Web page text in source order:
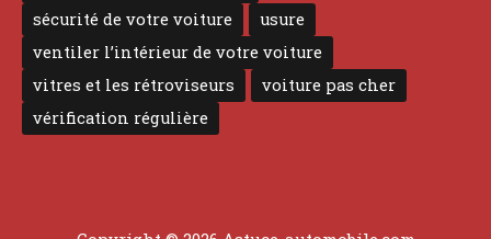
sécurité de votre voiture
usure
ventiler l’intérieur de votre voiture
vitres et les rétroviseurs
voiture pas cher
vérification régulière